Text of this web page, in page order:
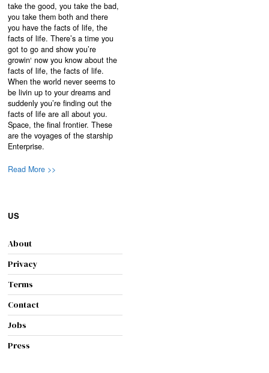
take the good, you take the bad,
you take them both and there
you have the facts of life, the
facts of life. There’s a time you
got to go and show you’re
growin‘ now you know about the
facts of life, the facts of life.
When the world never seems to
be livin up to your dreams and
suddenly you’re finding out the
facts of life are all about you.
Space, the final frontier. These
are the voyages of the starship
Enterprise.
Read More >>
US
About
Privacy
Terms
Contact
Jobs
Press